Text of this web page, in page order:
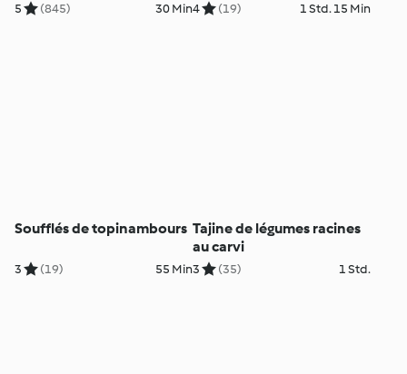
5 (845) 30 Min4 (19) 1 Std. 15 Min
Soufflés de topinambours
3 (19) 55 Min
Tajine de légumes racines
au carvi
3 (35) 1 Std.